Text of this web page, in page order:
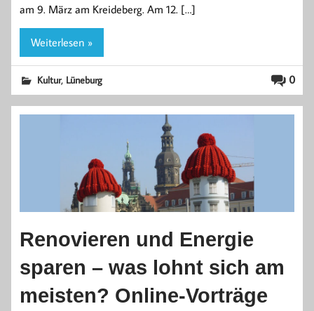
am 9. März am Kreideberg. Am 12. […]
Weiterlesen »
0
Kultur, Lüneburg
Renovieren und Energie
sparen – was lohnt sich am
meisten? Online-Vorträge